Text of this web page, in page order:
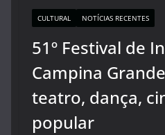
CULTURAL NOTÍCIAS RECENTES
51º Festival de
Campina
teatro, dança,
popular